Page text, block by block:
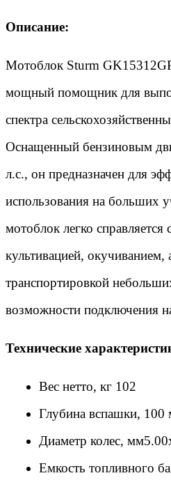
Описание:
Мотоблок Sturm
мощный помощник для
спектра
Оснащенный бензиновым
л.с., он предназначен для
использования на больших
мотоблок легко справляется
культивацией, окучиванием,
транспортировкой
возможности подключения
Технические
Вес нетто, кг 102
Глубина вспашки, 100
Диаметр колес,
Емкость топливного